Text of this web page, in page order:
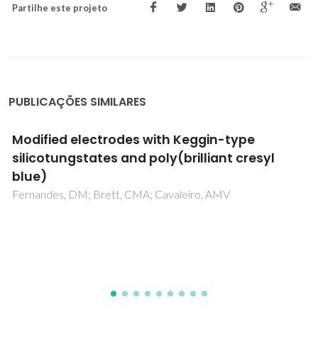
Partilhe este projeto
PUBLICAÇÕES SIMILARES
A New Chiral Ni4O4 Distorted Cube:
Synthesis, Structure, and Magneto-
Structural Correlation
Sen, R; Lopes, AML; Lin, Z; Brandao, P; Araujo, JP